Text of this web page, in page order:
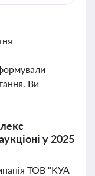
Ви
у 2025
ТОВ "КУА